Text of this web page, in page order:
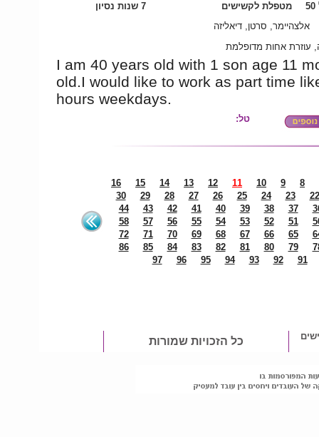
מטפלת לקשישים
7 שנות נסיון
אלצהיימר, סרטן, דיאליזה
עוזרת אחות מדופלמת
I am 40 years old with 1 son age 11
old.I would like to work as part time
hours weekdays.
טל:
8
9
10
11
12
13
14
15
16
22
23
24
25
26
27
28
29
30
37
38
39
40
41
42
43
44
51
52
53
54
55
56
57
58
65
66
67
68
69
70
71
72
79
80
81
82
83
84
85
86
91
92
93
94
95
96
97
כל הזכויות שמורות